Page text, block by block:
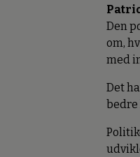
Den
om,
med
Det
bedre